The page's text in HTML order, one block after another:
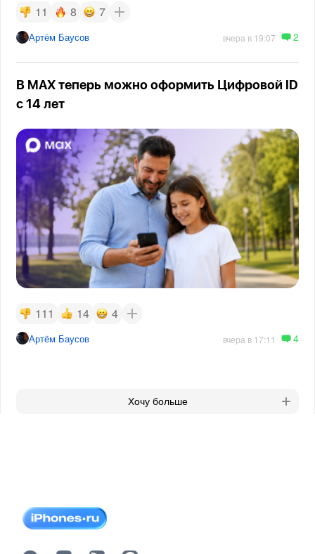
11 8 7
Артём Баусов вчера в 19:07 2
В MAX теперь можно оформить Цифровой ID
с 14 лет
111 14 4
Артём Баусов вчера в 17:11 4
Хочу больше